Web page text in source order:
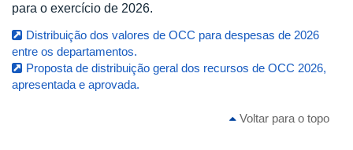
para o exercício de 2026.
Distribuição dos valores de OCC para despesas de 2026
entre os departamentos.
Proposta de distribuição geral dos recursos de OCC 2026,
apresentada e aprovada.
Voltar para o topo